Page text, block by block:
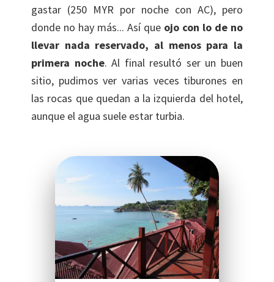
gastar (250 MYR por noche con AC), pero
donde no hay más... Así que ojo con lo de no
llevar nada reservado, al menos para la
primera noche. Al final resultó ser un buen
sitio, pudimos ver varias veces tiburones en
las rocas que quedan a la izquierda del hotel,
aunque el agua suele estar turbia.